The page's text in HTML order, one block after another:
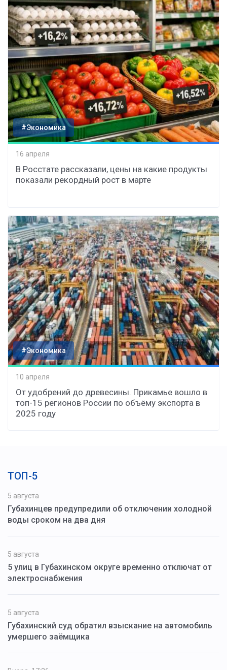
#Экономика
16 апреля
В Росстате рассказали, цены на какие продукты
показали рекордный рост в марте
#Экономика
10 апреля
От удобрений до древесины. Прикамье вошло в
топ-15 регионов России по объёму экспорта в
2025 году
ТОП-5
5 августа
Губахинцев предупредили об отключении холодной
воды сроком на два дня
5 августа
5 улиц в Губахинском округе временно отключат от
электроснабжения
5 августа
Губахинский суд обратил взыскание на автомобиль
умершего заёмщика